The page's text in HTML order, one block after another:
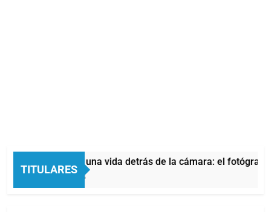
TITULARES
Aldo Sessa, una vida detrás de la cámara: el fotógrafo
17 Minutos Atrás